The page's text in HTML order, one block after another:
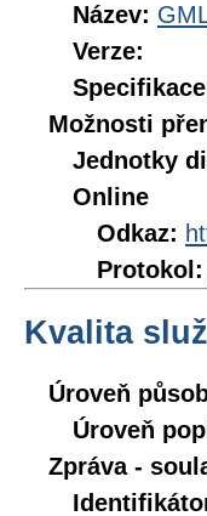
Název:
Verze:
Možnosti
Jednotky
Online
Odkaz:
Protokol:
Kvalita
Úroveň
Úroveň
Zpráva -